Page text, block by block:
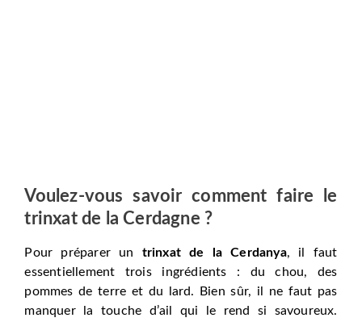
Voulez-vous savoir comment faire le
trinxat de la Cerdagne ?
Pour préparer un trinxat de la Cerdanya, il faut
essentiellement trois ingrédients : du chou, des
pommes de terre et du lard. Bien sûr, il ne faut pas
manquer la touche d’ail qui le rend si savoureux.